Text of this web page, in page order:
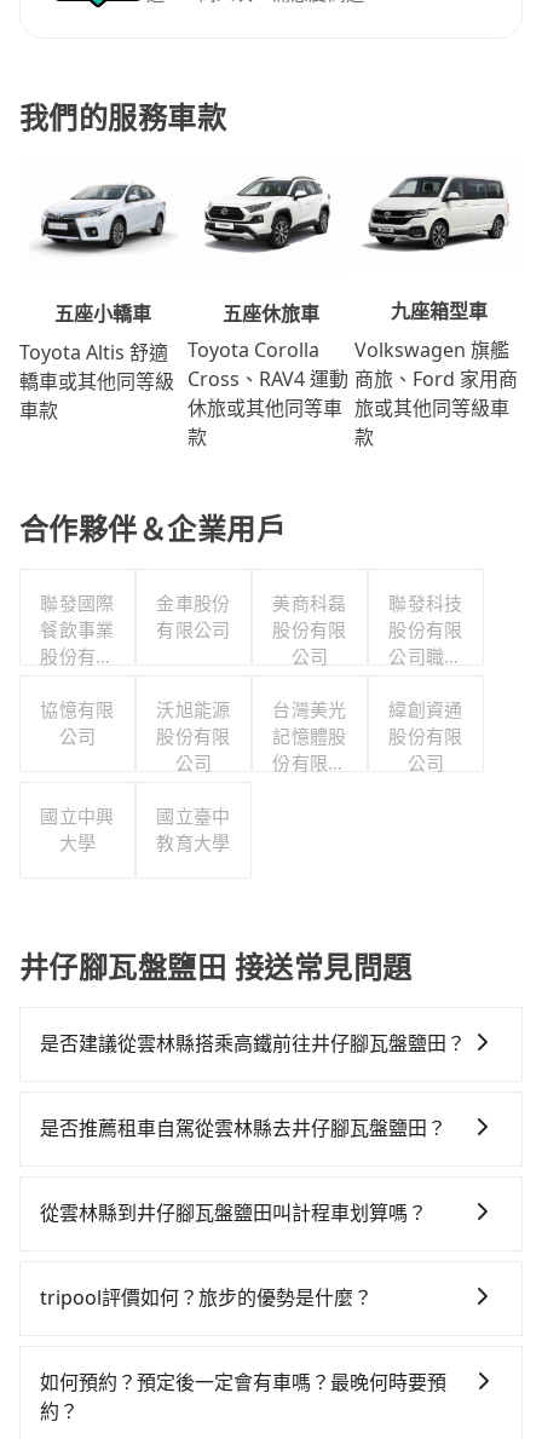
我們的服務車款
五座小轎車
Toyota Altis 舒適
轎車或其他同等級
車款
五座休旅車
Toyota Corolla
Cross、RAV4 運動
休旅或其他同等車
款
九座箱型車
Volkswagen 旗艦
商旅、Ford 家用商
旅或其他同等級車
款
合作夥伴＆企業用戶
聯發國際
餐飲事業
股份有限
金車股份
有限公司
美商科磊
股份有限
公司
聯發科技
股份有限
公司職工
會
協憶有限
公司
沃旭能源
股份有限
公司
台灣美光
記憶體股
份有限公
緯創資通
股份有限
公司
國立中興
大學
國立臺中
教育大學
井仔腳瓦盤鹽田 接送常見問題
是否建議從雲林縣搭乘高鐵前往井仔腳瓦盤鹽田？
貴、費時、轉車麻煩，且難叫計程車前往高鐵站！雲林-
案。假設從雲林縣斗六市前往最靠近的雲林高鐵站，叫
鐘，再乘坐10~13分鐘（平均12分）的高鐵從雲林站前
1,100元後，抵達井仔腳瓦盤鹽田 (台南市北門區) 的目的
地。全程加上轉車時間共1小時47分鐘，假設5位同行，
是否推薦租車自駕從雲林縣去井仔腳瓦盤鹽田？
時不需要閉目養神（因為要自己開車），最重要的是你
$115~205承租小轎車，每公里再額外加收$3.2，從雲林
達目的地後多久原路返回），雖已將eTag和可能的每小
時40元路邊停車費用預估進去，但額外的汽車保險與可
從雲林縣到井仔腳瓦盤鹽田叫計程車划算嗎？
灣大車隊，如果在路邊攔不到車，也可考慮打電話至附
元間。不過雲林縣僅有合法計程車約200輛，計程車密度
為雙北的0.4%，也就是說要臨時叫到小黃的難度是台北
tripool評價如何？旅步的優勢是什麼？
定及可靠的，大多數的使用者都給予了高分評價。此
外，tripool司機專業的駕駛和親切服務態度也獲得了許
如何預約？預定後一定會有車嗎？最晚何時要預
約？